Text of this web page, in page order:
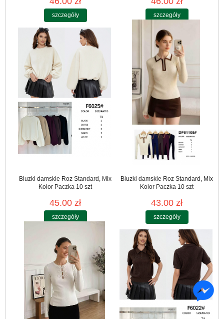
szczegóły szczegóły
Bluzki damskie Roz Standard, Mix
Kolor Paczka 10 szt
45.00 zł
szczegóły
Bluzki damskie Roz Standard, Mix
Kolor Paczka 10 szt
43.00 zł
szczegóły